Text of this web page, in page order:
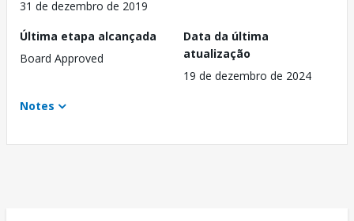
31 de dezembro de 2019
Última etapa alcançada
Board Approved
Data da última
atualização
19 de dezembro de 2024
Notes